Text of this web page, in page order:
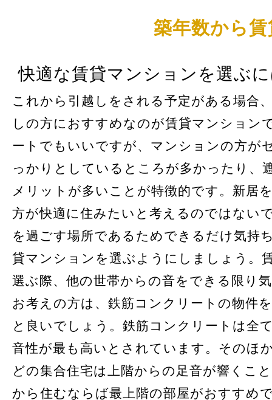
築年数から
快適な賃貸マンションを選ぶ
これから引越しをされる予定がある場合
しの方におすすめなのが賃貸マンション
ートでもいいですが、マンションの方が
っかりとしているところが多かったり、
メリットが多いことが特徴的です。新居
方が快適に住みたいと考えるのではない
を過ごす場所であるためできるだけ気持
貸マンションを選ぶようにしましょう。
選ぶ際、他の世帯からの音をできる限り
お考えの方は、鉄筋コンクリートの物件
と良いでしょう。鉄筋コンクリートは全
音性が最も高いとされています。そのほ
どの集合住宅は上階からの足音が響くこ
から住むならば最上階の部屋がおすすめ